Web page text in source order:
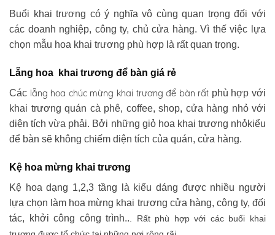
Buổi khai trương có ý nghĩa vô cùng quan trọng đối với
các doanh nghiệp, công ty, chủ cửa hàng. Vì thế việc lựa
chọn mẫu hoa khai trương phù hợp là rất quan trọng.
Lẵng hoa khai trương để bàn giá rẻ
Các lẵng hoa chúc mừng khai trương để bàn rất phù hợp với
khai trương quán cà phê, coffee, shop, cửa hàng nhỏ với
diện tích vừa phải. Bởi những giỏ hoa khai trương nhỏkiểu
để bàn sẽ không chiếm diện tích của quán, cửa hàng.
Kệ hoa mừng khai trương
Kệ hoa dạng 1,2,3 tầng là kiểu dáng được nhiều người
lựa chọn làm hoa mừng khai trương cửa hàng, công ty, đối
tác, khởi công công trình.. . Rất phù hợp với các buổi khai